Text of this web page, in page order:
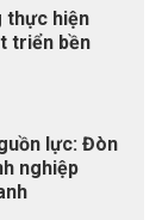
thực hiện
triển bền
lực: Đòn
nghiệp